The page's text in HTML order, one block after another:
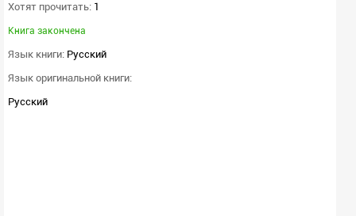
Хотят прочитать: 1
Книга закончена
Язык книги: Русский
Язык оригинальной книги:
Русский